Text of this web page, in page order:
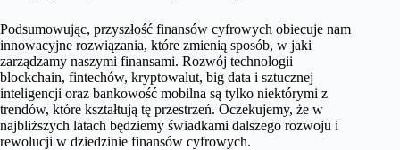
Podsumowując, przyszłość finansów cyfrowych obiecuje nam
innowacyjne rozwiązania, które zmienią sposób, w jaki
zarządzamy naszymi finansami. Rozwój technologii
blockchain, fintechów, kryptowalut, big data i sztucznej
inteligencji oraz bankowość mobilna są tylko niektórymi z
trendów, które kształtują tę przestrzeń. Oczekujemy, że w
najbliższych latach będziemy świadkami dalszego rozwoju i
rewolucji w dziedzinie finansów cyfrowych.